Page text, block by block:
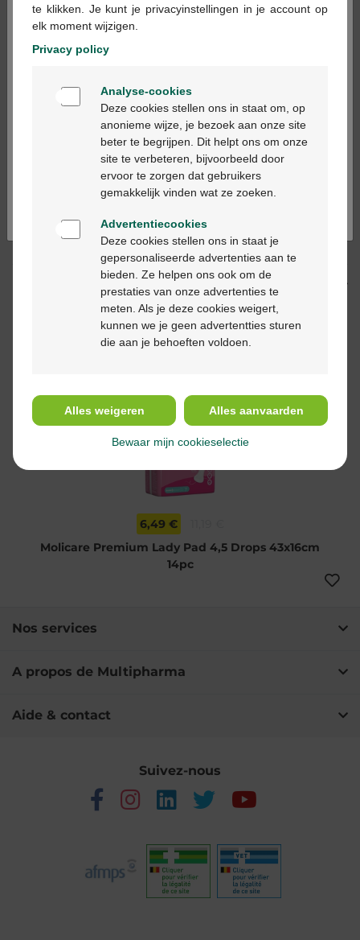
Service clientèlepar chat ouformulaire de contact
Usage
Nous vous
recommandons
6,49 €
Molicare Premium Lady Pad 4,5 Drops 43x16cm
14pc
Nos services
A propos de Multipharma
Aide & contact
Suivez-nous
Bienvenue
Ga verder in het nederlands
Continuez en français
te klikken. Je kunt je privacyinstellingen in je account op
elk moment wijzigen.
Privacy policy
Analyse-cookies
Deze cookies stellen ons in staat om, op
anonieme wijze, je bezoek aan onze site
beter te begrijpen. Dit helpt ons om onze
site te verbeteren, bijvoorbeeld door
ervoor te zorgen dat gebruikers
gemakkelijk vinden wat ze zoeken.
Advertentiecookies
Deze cookies stellen ons in staat je
gepersonaliseerde advertenties aan te
bieden. Ze helpen ons ook om de
prestaties van onze advertenties te
meten. Als je deze cookies weigert,
kunnen we je geen advertentties sturen
die aan je behoeften voldoen.
Alles weigeren Alles aanvaarden
Bewaar mijn cookieselectie